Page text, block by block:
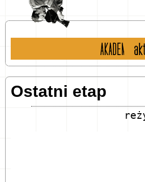
historia
Ostatni etap